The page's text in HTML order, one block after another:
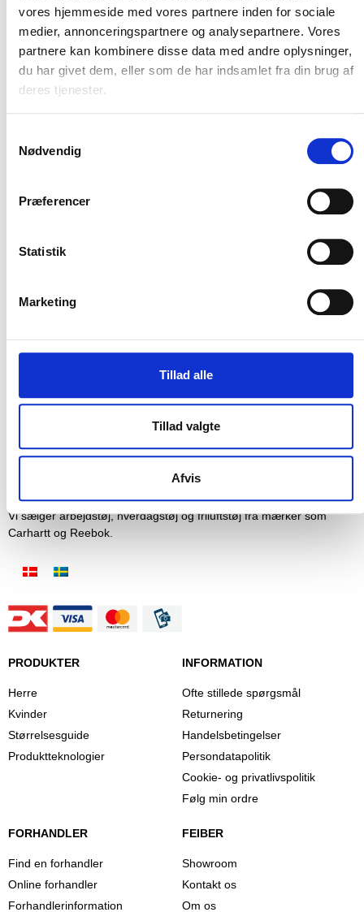
vores hjemmeside med vores partnere inden for sociale
medier, annonceringspartnere og analysepartnere. Vores
partnere kan kombinere disse data med andre oplysninger,
du har givet dem, eller som de har indsamlet fra din brug af
deres tjenester.
Nødvendig
Præferencer
Statistik
Marketing
Tillad alle
Tillad valgte
Afvis
TILMELD
Vi sælger arbejdstøj, hverdagstøj og friluftstøj fra mærker som
Carhartt og Reebok.
PRODUKTER
Herre
Kvinder
Størrelsesguide
Produktteknologier
INFORMATION
Ofte stillede spørgsmål
Returnering
Handelsbetingelser
Persondatapolitik
Cookie- og privatlivspolitik
Følg min ordre
FORHANDLER
Find en forhandler
Online forhandler
Forhandlerinformation
FEIBER
Showroom
Kontakt os
Om os